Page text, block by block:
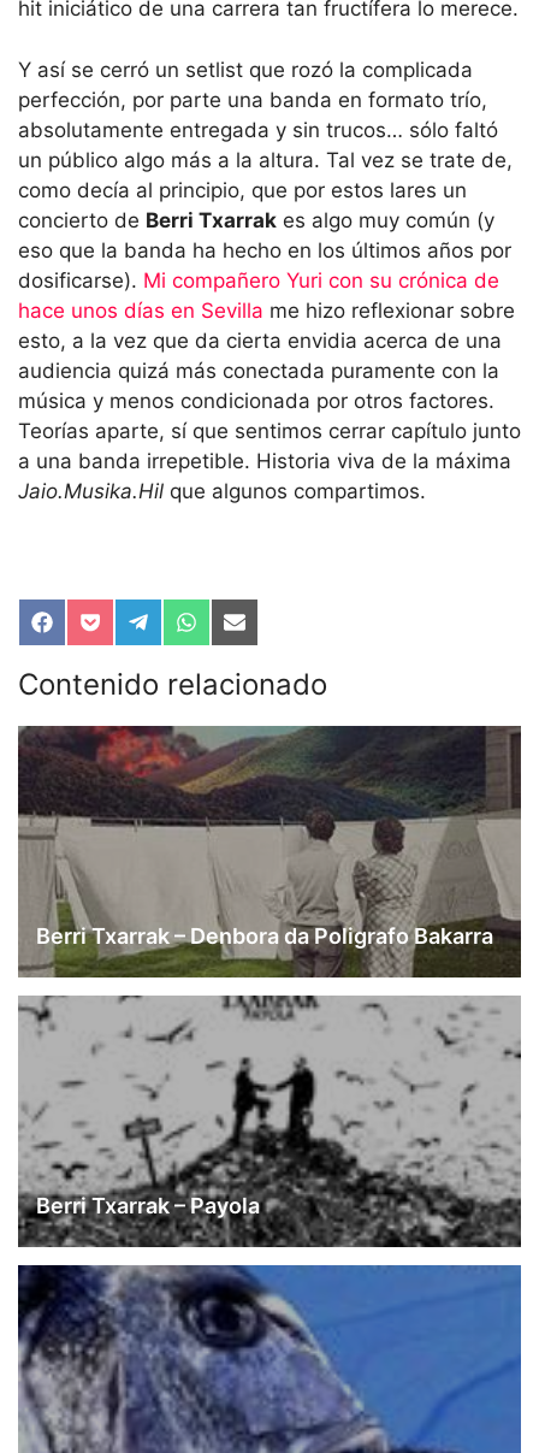
hit iniciático de una carrera tan fructífera lo merece.
Y así se cerró un setlist que rozó la complicada
perfección, por parte una banda en formato trío,
absolutamente entregada y sin trucos… sólo faltó
un público algo más a la altura. Tal vez se trate de,
como decía al principio, que por estos lares un
concierto de Berri Txarrak es algo muy común (y
eso que la banda ha hecho en los últimos años por
dosificarse). Mi compañero Yuri con su crónica de
hace unos días en Sevilla me hizo reflexionar sobre
esto, a la vez que da cierta envidia acerca de una
audiencia quizá más conectada puramente con la
música y menos condicionada por otros factores.
Teorías aparte, sí que sentimos cerrar capítulo junto
a una banda irrepetible. Historia viva de la máxima
Jaio.Musika.Hil que algunos compartimos.
Compartir
en
Facebook
Compartir
en
Pocket
Compartir
en
Telegram
Compartir
en
WhatsApp
Compartir
en
Email
Contenido relacionado
Berri Txarrak – Denbora da Poligrafo Bakarra
Berri Txarrak – Payola